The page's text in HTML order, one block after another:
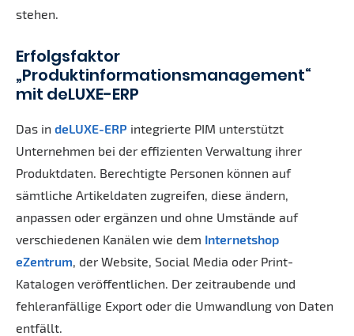
stehen.
Erfolgsfaktor
„Produktinformationsmanagement“
mit deLUXE-ERP
Das in deLUXE-ERP integrierte PIM unterstützt
Unternehmen bei der effizienten Verwaltung ihrer
Produktdaten. Berechtigte Personen können auf
sämtliche Artikeldaten zugreifen, diese ändern,
anpassen oder ergänzen und ohne Umstände auf
verschiedenen Kanälen wie dem Internetshop
eZentrum, der Website, Social Media oder Print-
Katalogen veröffentlichen. Der zeitraubende und
fehleranfällige Export oder die Umwandlung von Daten
entfällt.